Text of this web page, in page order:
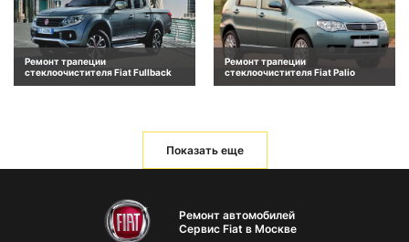
Ремонт трапеции
стеклоочистителя Fiat Fullback
Ремонт трапеции
стеклоочистителя Fiat Palio
Показать еще
Ремонт автомобилей
Сервис Fiat в Москве